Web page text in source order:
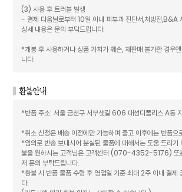
(3) 사용 후 트러블 발생
- 결제 다음날로부터 10일 이내 피부과 진단서,처방전,B&A
상세 내용은 문의 부탁드립니다.
*개봉 후 사용하거나 상품 가치가 훼손, 재판매 불가한 경우
니다.
*반품 주소: 서울 금천구 서부샛길 606 대성디폴리스 A동
*취소 신청은 배송 이전에만 가능하며 출고 이후에는 반품으
*임의로 반송 보내시어 분실된 물품에 대해서는 도움 드리기
불을 원하시는 고객님은 고객센터 (070-4352-5176) 또
저 문의 부탁드립니다.
*환불 시 반품 물품 수령 후 영업일 기준 최대 2주 이내 결제
다.